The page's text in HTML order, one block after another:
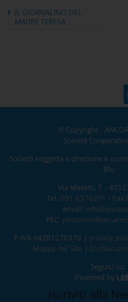
IL GIORNALINO DEL
MADRE TERESA
© Copyright -
Società
Società soggetta a direzione e
Blu
Via Masetti, 5 -
Tel. 051 6370201 - Fax
email:
PEC:
P.IVA 04201270370 | privacy
Mappa del Sito |
Seguici su:
Powered by
Iscriviti alla